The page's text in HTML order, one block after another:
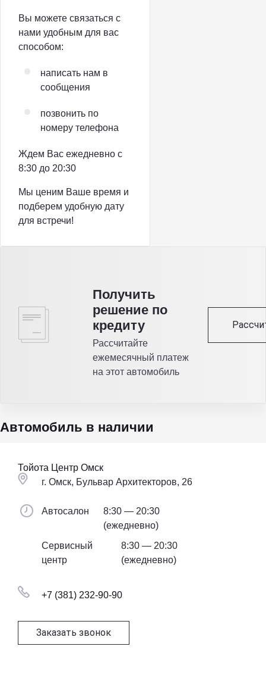
Вы можете связаться с
нами удобным для вас
способом:
написать нам в
сообщения
позвонить по
номеру телефона
Ждем Вас ежедневно с
8:30 до 20:30
Мы ценим Ваше время и
подберем удобную дату
для встречи!
Получить
решение по
кредиту
Рассчитайте
ежемесячный платеж
на этот автомобиль
Автомобиль в наличии
Тойота Центр Омск
г. Омск, Бульвар Архитекторов, 26
Автосалон
8:30 — 20:30
(ежедневно)
Сервисный
центр
8:30 — 20:30
(ежедневно)
+7 (381) 232-90-90
Заказать звонок